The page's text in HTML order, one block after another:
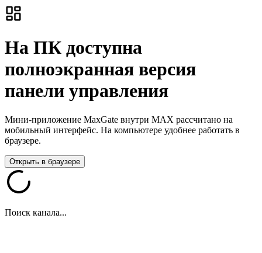
На ПК доступна
полноэкранная версия
панели управления
Мини-приложение MaxGate внутри MAX рассчитано на
мобильный интерфейс. На компьютере удобнее работать в
браузере.
Открыть в браузере
Поиск канала...